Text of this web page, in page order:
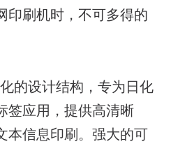
印刷机时，不可多得的
的设计结构，专为日化
签应用，提供高清晰
本信息印刷。强大的可